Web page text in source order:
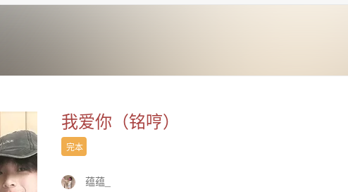
我爱你（铭哼）
完本
蕴蕴_